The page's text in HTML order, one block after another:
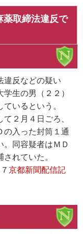
取締法違反で
違反などの疑い
生の男（２２）
いるという。
２月４日ごろ、
の入った封筒１通
同容疑者はＭＤ
れていた。
京都新聞配信記